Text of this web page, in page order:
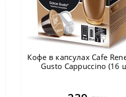
Кофе в капсулах Cafe
Gusto Cappuccino (16